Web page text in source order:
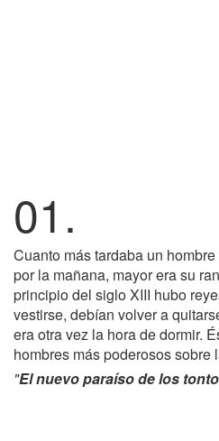
01.
Cuanto más tardaba un
por la mañana, mayor era su
principio del siglo XIII hubo
vestirse, debían volver a
era otra vez la hora de dormir.
hombres más poderosos sobre
"El nuevo paraíso de los